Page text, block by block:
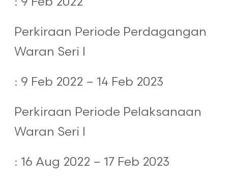
Perkiraan Periode Perdagangan
Waran Seri I
: 9 Feb 2022 – 14 Feb 2023
Perkiraan Periode Pelaksanaan
Waran Seri I
: 16 Aug 2022 – 17 Feb 2023